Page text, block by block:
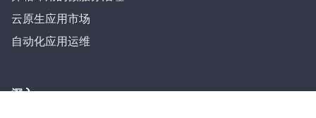
云原生应用市场
自动化应用运维
深入